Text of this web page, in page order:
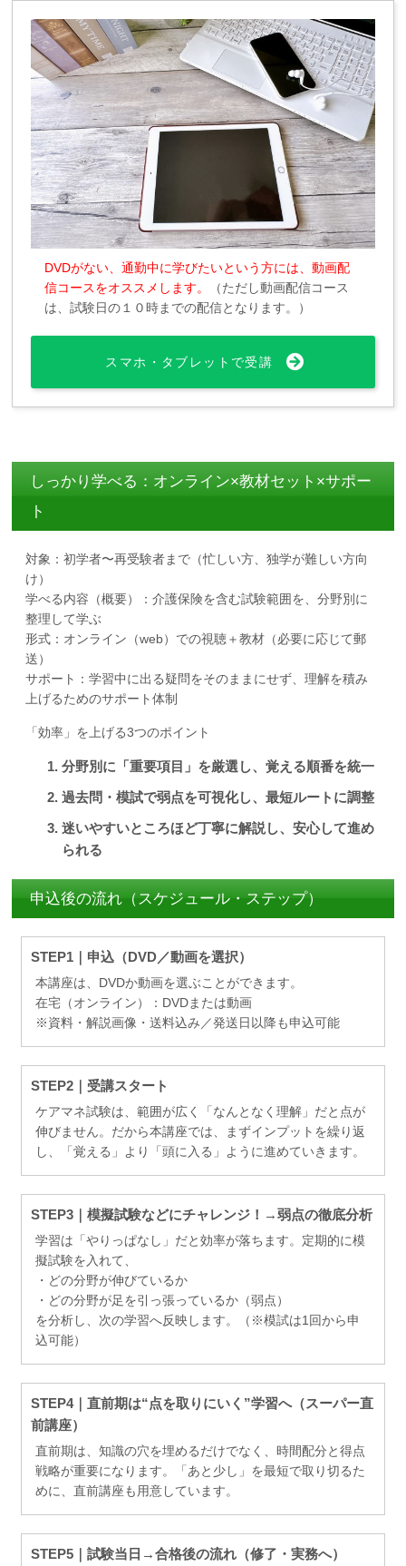
DVDがない、通勤中に学びたいという方には、動画配
信コースをオススメします。
（ただし動画配信コース
は、試験日の１０時までの配信となります。）
スマホ・タブレットで受講
しっかり学べる：オンライン×教材セット×サポー
ト
対象：初学者〜再受験者まで（忙しい方、独学が難しい方向
け）
学べる内容（概要）：介護保険を含む試験範囲を、分野別に
整理して学ぶ
形式：オンライン（web）での視聴＋教材（必要に応じて郵
送）
サポート：学習中に出る疑問をそのままにせず、理解を積み
上げるためのサポート体制
「効率」を上げる3つのポイント
分野別に「重要項目」を厳選し、覚える順番を統一
過去問・模試で弱点を可視化し、最短ルートに調整
迷いやすいところほど丁寧に解説し、安心して進め
られる
申込後の流れ（スケジュール・ステップ）
STEP1｜申込（DVD／動画を選択）
本講座は、DVDか動画を選ぶことができます。
在宅（オンライン）：DVDまたは動画
※資料・解説画像・送料込み／発送日以降も申込可能
STEP2｜受講スタート
ケアマネ試験は、範囲が広く「なんとなく理解」だと点が
伸びません。だから本講座では、まずインプットを繰り返
し、「覚える」より「頭に入る」ように進めていきます。
STEP3｜模擬試験などにチャレンジ！→弱点の徹底分析
学習は「やりっぱなし」だと効率が落ちます。定期的に模
擬試験を入れて、
・どの分野が伸びているか
・どの分野が足を引っ張っているか（弱点）
を分析し、次の学習へ反映します。（※模試は1回から申
込可能）
STEP4｜直前期は“点を取りにいく”学習へ（スーパー直
前講座）
直前期は、知識の穴を埋めるだけでなく、時間配分と得点
戦略が重要になります。「あと少し」を最短で取り切るた
めに、直前講座も用意しています。
STEP5｜試験当日→合格後の流れ（修了・実務へ）